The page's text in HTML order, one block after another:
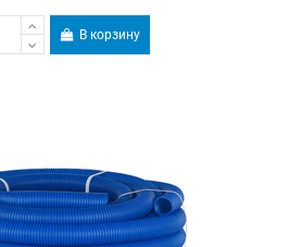
В корзину